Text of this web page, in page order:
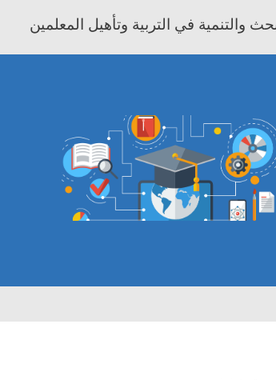
والتنمية في التربية وتأهيل المعلمين